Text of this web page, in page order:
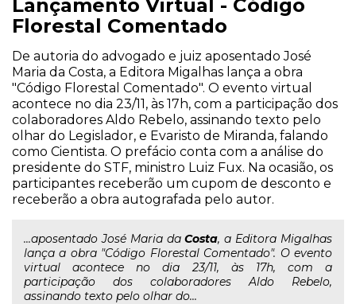
Lançamento Virtual - Código
Florestal Comentado
De autoria do advogado e juiz aposentado José
Maria da Costa, a Editora Migalhas lança a obra
"Código Florestal Comentado". O evento virtual
acontece no dia 23/11, às 17h, com a participação dos
colaboradores Aldo Rebelo, assinando texto pelo
olhar do Legislador, e Evaristo de Miranda, falando
como Cientista. O prefácio conta com a análise do
presidente do STF, ministro Luiz Fux. Na ocasião, os
participantes receberão um cupom de desconto e
receberão a obra autografada pelo autor.
...aposentado José Maria daCosta, a Editora Migalhas
lança a obra "Código Florestal Comentado". O evento
virtual acontece no dia 23/11, às 17h, com a
participação dos colaboradores Aldo Rebelo,
assinando texto pelo olhar do...